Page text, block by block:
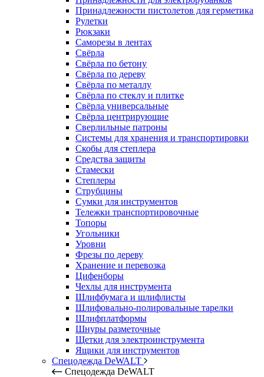
Принадлежности пистолетов для герметика
Рулетки
Рюкзаки
Саморезы в лентах
Свёрла
Свёрла по бетону
Свёрла по дереву
Свёрла по металлу
Свёрла по стеклу и плитке
Свёрла универсальные
Свёрла центрирующие
Сверлильные патроны
Системы для хранения и транспортировки
Скобы для степлера
Средства защиты
Стамески
Степлеры
Струбцины
Сумки для инструментов
Тележки транспортировочные
Топоры
Угольники
Уровни
Фрезы по дереву
Хранение и перевозка
Цифенборы
Чехлы для инструмента
Шлифбумага и шлифлисты
Шлифовально-полировальные тарелки
Шлифплатформы
Шнуры разметочные
Щетки для электроинструмента
Ящики для инструментов
Спецодежда DeWALT
Спецодежда DeWALT